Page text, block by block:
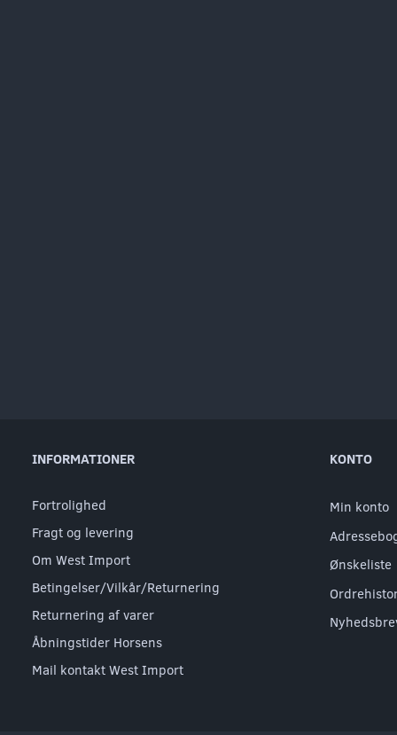
INFORMATIONER
Fortrolighed
Fragt og levering
Om West Import
Betingelser/Vilkår/Returnering
Returnering af varer
Åbningstider Horsens
Mail kontakt West Import
KONTO
Min konto
Ønskeliste